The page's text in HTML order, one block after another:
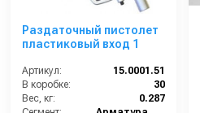
Раздаточный пистолет
пластиковый вход 1
Артикул:
15.0001.51
В коробке:
30
Вес, кг:
0.287